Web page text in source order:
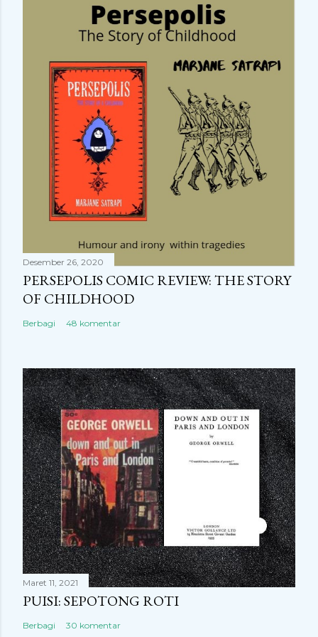
Desember 26, 2020
PERSEPOLIS COMIC REVIEW: THE STORY
OF CHILDHOOD
Berbagi 48 komentar
Maret 11, 2021
PUISI: SEPOTONG ROTI
Berbagi 30 komentar